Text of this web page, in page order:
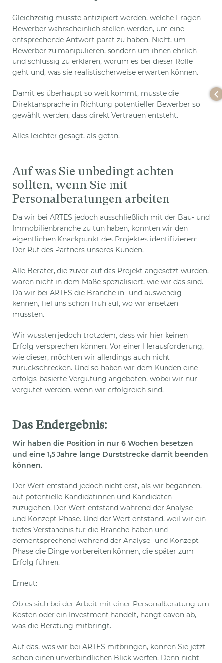
Gleichzeitig musste antizipiert werden, welche Fragen
Bewerber wahrscheinlich stellen werden, um eine
entsprechende Antwort parat zu haben. Nicht, um
Bewerber zu manipulieren, sondern um ihnen ehrlich
und schlüssig zu erklären, worum es bei dieser Rolle
geht und, was sie realistischerweise erwarten können.
Damit es überhaupt so weit kommt, musste die
Direktansprache in Richtung potentieller Bewerber so
gewählt werden, dass direkt Vertrauen entsteht.
Alles leichter gesagt, als getan.
Auf was Sie unbedingt achten
sollten, wenn Sie mit
Personalberatungen arbeiten
Da wir bei ARTES jedoch ausschließlich mit der Bau- und
Immobilienbranche zu tun haben, konnten wir den
eigentlichen Knackpunkt des Projektes identifizieren:
Der Ruf des Partners unseres Kunden.
Alle Berater, die zuvor auf das Projekt angesetzt wurden,
waren nicht in dem Maße spezialisiert, wie wir das sind.
Da wir bei ARTES die Branche in- und auswendig
kennen, fiel uns schon früh auf, wo wir ansetzen
mussten.
Wir wussten jedoch trotzdem, dass wir hier keinen
Erfolg versprechen können. Vor einer Herausforderung,
wie dieser, möchten wir allerdings auch nicht
zurückschrecken. Und so haben wir dem Kunden eine
erfolgs-basierte Vergütung angeboten, wobei wir nur
vergütet werden, wenn wir erfolgreich sind.
Das Endergebnis:
Wir haben die Position in nur 6 Wochen besetzen
und eine 1,5 Jahre lange Durststrecke damit beenden
können.
Der Wert entstand jedoch nicht erst, als wir begannen,
auf potentielle Kandidatinnen und Kandidaten
zuzugehen. Der Wert entstand während der Analyse-
und Konzept-Phase. Und der Wert entstand, weil wir ein
tiefes Verständnis für die Branche haben und
dementsprechend während der Analyse- und Konzept-
Phase die Dinge vorbereiten können, die später zum
Erfolg führen.
Erneut:
Ob es sich bei der Arbeit mit einer Personalberatung um
Kosten oder ein Investment handelt, hängt davon ab,
was die Beratung mitbringt.
Auf das, was wir bei ARTES mitbringen, können Sie jetzt
schon einen unverbindlichen Blick werfen. Denn nicht